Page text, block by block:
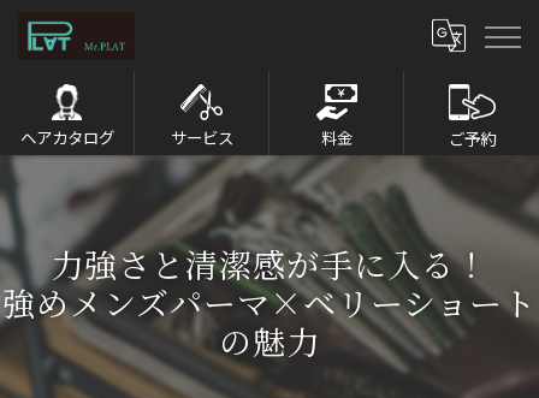
ヘアカタログ サービス 料金 ご予約
力強さと清潔感が手に入る！
強めメンズパーマ×ベリーショート
の魅力